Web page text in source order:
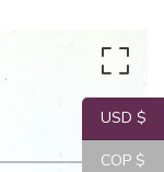
USD $
COP $